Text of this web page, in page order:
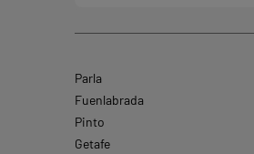
Parla
Fuenlabrada
Pinto
Getafe